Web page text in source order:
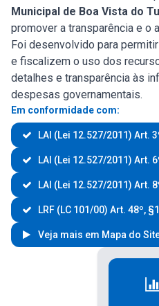
Municipal de Boa Vista do
promover a transparência e o
Foi desenvolvido para
e fiscalizem o uso dos
detalhes e transparência às
despesas governamentais.
Em conformidade com:
LAI (Lei 12.527/2011) Art.
LAI (Lei 12.527/2011) Art.
LAI (Lei 12.527/2011) Art.
LRF (LC 101/00) Art. 48º,
Veja mais em Mapa do